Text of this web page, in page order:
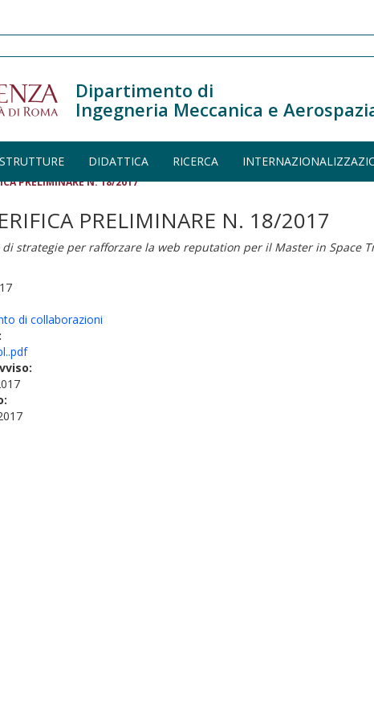
Dipartimento di
Ingegneria Meccanica e
STRUTTURE DIDATTICA RICERCA
PRELIMINARE N. 18/2017
PRELIMINARE N. 18/2017
di strategie per rafforzare la web reputation per il Master in Space
di collaborazioni